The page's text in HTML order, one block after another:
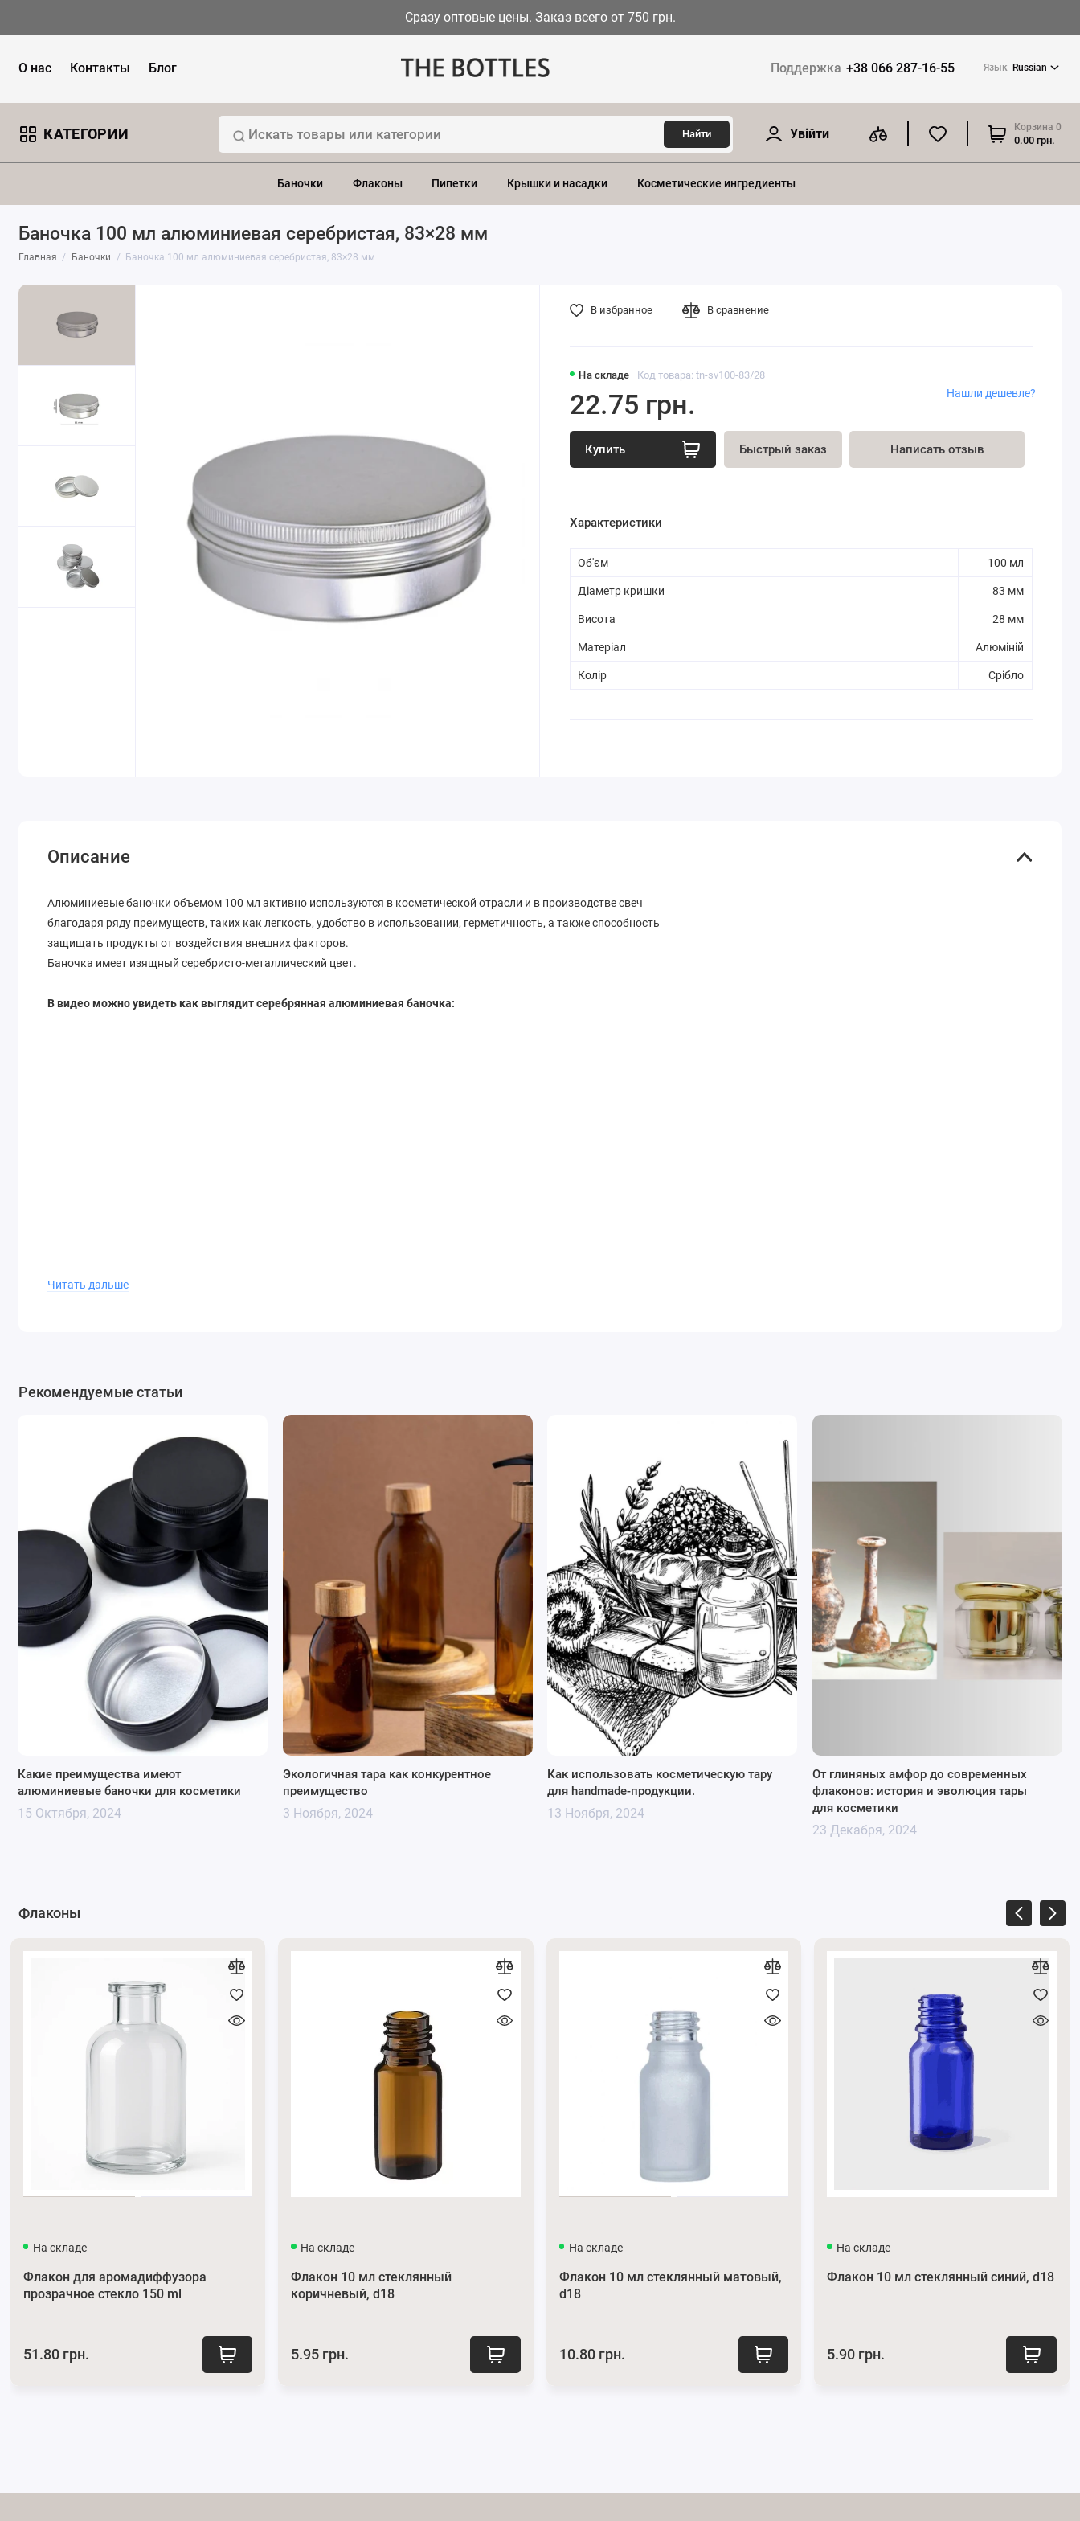
Сразу оптовые цены. Заказ всего от 750 грн.
О нас Контакты Блог Поддержка +38 066 287-16-55 Язык Russian
КАТЕГОРИИ Найти Увійти Корзина 0
0.00 грн.
Баночки Флаконы Пипетки Крышки и насадки Косметические ингредиенты
Баночка 100 мл алюминиевая серебристая, 83×28 мм
Главная Баночки Баночка 100 мл алюминиевая серебристая, 83×28 мм
На складе Код товара: tn-sv100-83/28
22.75 грн.
Купить Быстрый заказ Написать отзыв
Нашли дешевле?
В избранное В сравнение
Характеристики
Об'єм 100 мл
Діаметр кришки 83 мм
Висота 28 мм
Матеріал Алюміній
Колір Срібло
Описание
Алюминиевые баночки объемом 100 мл активно используются в косметической отрасли и в производстве свеч
благодаря ряду преимуществ, таких как легкость, удобство в использовании, герметичность, а также способность
защищать продукты от воздействия внешних факторов.
Баночка имеет изящный серебристо-металлический цвет.
В видео можно увидеть как выглядит серебрянная алюминиевая баночка:
Преимущества использования алюминиевых баночек в косметической отрасли:
Сохранение продукта: Алюминиевые баночки хорошо защищают косметику от воздействия света и воздуха, что
продлевает срок годности продуктов.
Легкость: Алюминий очень легкий материал, что делает упаковку удобной для потребителей.
Устойчивость к коррозии : Алюминий не подвергается коррозии, поэтому идеально подходит для хранения
различных типов косметики, в частности кремов, бальзамов и гелей.
Эстетика:Алюминиевые баночки могут выглядеть современно и стильно, что делает их привлекательными для
премиум-сегмента косметики.
Экологичность:
Алюминий на 100% перерабатывается, что отвечает растущему спросу на экологические
упаковки в косметике.
Преимущества использования алюминиевых баночек при производстве свечей:
Безопасность: Алюминиевые баночки устойчивы к высоким температурам, что делает их безопасными для
использования в производстве свечей.
Удобство использования
: Свечи в алюминиевых баночках удобны для транспортировки и использования,
Таким образом, алюминиевые баночки являются универсальным и популярным выбором как для косметики, так и
свечей благодаря их функциональным и эстетическим преимуществам.
С полным перечнем косметических баночек вы можете ознакомиться в разделе
За консультацией обращайтесь по телефону
или пишите нам в мессенджеры
Читать дальше
Рекомендуемые статьи
Какие преимущества имеют
алюминиевые баночки для косметики
15 Октября, 2024
Экологичная тара как конкурентное
преимущество
3 Ноября, 2024
Как использовать косметическую тару
для handmade-продукции.
13 Ноября, 2024
От глиняных амфор до современных
флаконов: история и эволюция тары
для косметики
23 Декабря, 2024
Флаконы
На складе
Флакон для аромадиффузора
прозрачное стекло 150 ml
51.80 грн.
На складе
Флакон 10 мл стеклянный
коричневый, d18
5.95 грн.
На складе
Флакон 10 мл стеклянный матовый,
d18
10.80 грн.
На складе
Флакон 10 мл стеклянный синий, d18
5.90 грн.